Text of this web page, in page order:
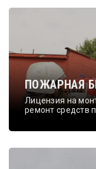
ПОЖАРНАЯ
Лицензия на
ремонт средств